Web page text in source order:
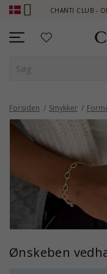
CHANTI CLUB - OPTJEN
Forsiden Smykker
Ønskeben